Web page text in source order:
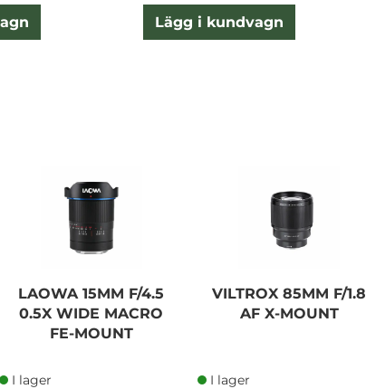
Lägg i kundvagn
LAOWA 15MM F/4.5
0.5X WIDE MACRO
FE-MOUNT
I lager
VILTROX 85MM F/1.8
AF X-MOUNT
I lager